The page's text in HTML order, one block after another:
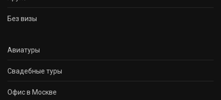
Без визы
Авиатуры
Свадебные туры
Офис в Москве